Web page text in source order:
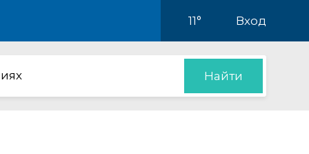
11° Вход
Найти